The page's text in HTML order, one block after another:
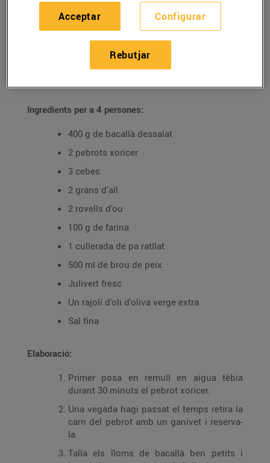
Mandonguilles de
bacallà amb salsa
09/d’agost/2022
Ingredients per a 4 persones:
400 g de bacallà dessalat
2 pebrots xoricer
3 cebes
2 grans d'all
2 rovells d'ou
100 g de farina
1 cullerada de pa ratllat
500 ml de brou de peix
Julivert fresc
Un rajolí d'oli d'oliva verge extra
Sal fina
Elaboració:
Primer posa en remull en aigua tèbia
durant 30 minuts el pebrot xoricer.
Una vegada hagi passat el temps retira la
carn del pebrot amb un ganivet i reserva-
la.
Talla els lloms de bacallà ben petits i
Configurar
Rebutjar
Acceptar